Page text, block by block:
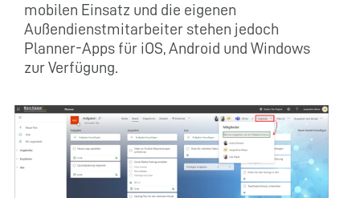
mobilen Einsatz und die eigenen
Außendienstmitarbeiter stehen jedoch
Planner-Apps für iOS, Android und Windows
zur Verfügung.